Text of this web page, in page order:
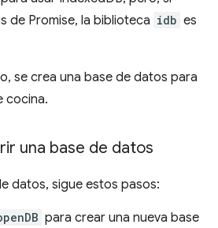
de Promise, la biblioteca idb es
se crea una base de datos para
cocina.
una base de datos
datos, sigue estos pasos:
para crear una nueva base